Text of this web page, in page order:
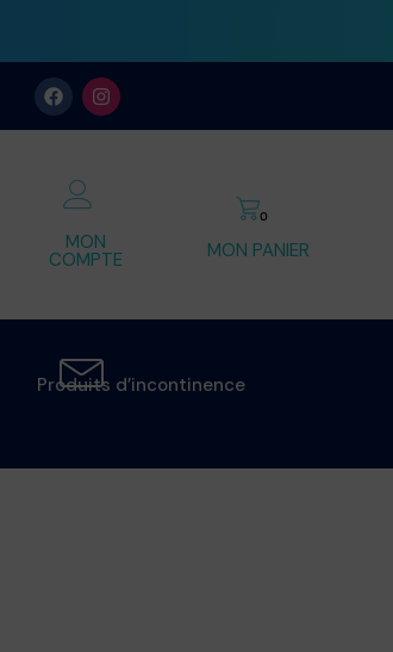
MON
COMPTE
0
MON PANIER
Produits d’incontinence